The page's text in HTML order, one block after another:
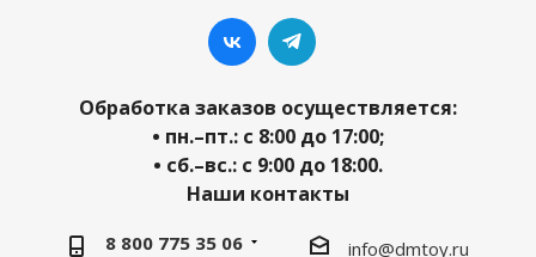
Обработка заказов осуществляется:
• пн.–пт.: с 8:00 до 17:00;
• сб.–вс.: с 9:00 до 18:00.
Наши контакты
8 800 775 35 06 info@dmtoy.ru